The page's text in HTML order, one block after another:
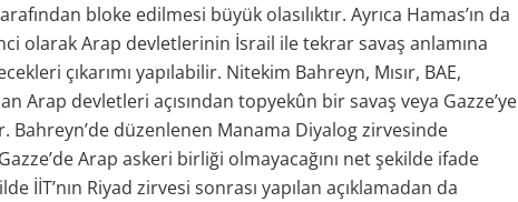
bloke edilmesi büyük olasılıktır. Ayrıca Hamas’ın da
olarak Arap devletlerinin İsrail ile tekrar savaş anlamına
çıkarımı yapılabilir. Nitekim Bahreyn, Mısır, BAE,
devletleri açısından topyekûn bir savaş veya Gazze’ye
Bahreyn’de düzenlenen Manama Diyalog zirvesinde
Arap askeri birliği olmayacağını net şekilde ifade
İİT’nın Riyad zirvesi sonrası yapılan açıklamadan da